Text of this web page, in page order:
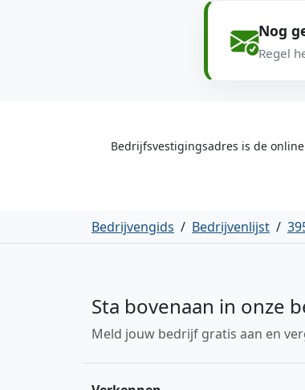
Nog
Regel
Bedrijfsvestigingsadres is de
Bedrijvengids / Bedrijvenlijst /
Sta bovenaan in onze
Meld jouw bedrijf gratis aan en